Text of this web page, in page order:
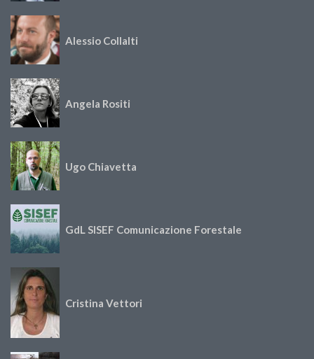
Alessio Collalti
Angela Rositi
Ugo Chiavetta
GdL SISEF Comunicazione Forestale
Cristina Vettori